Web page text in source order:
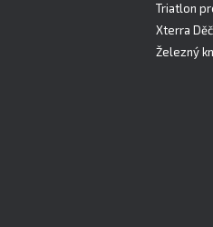
Triatlon
Xterra
Železný